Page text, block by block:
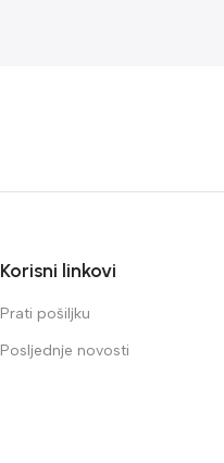
Korisni linkovi
Prati pošiljku
Posljednje novosti